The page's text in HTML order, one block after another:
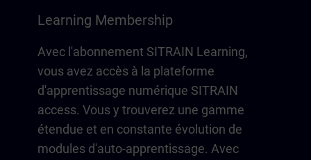
Learning Membership
Avec l'abonnement SITRAIN Learning,
vous avez accès à la plateforme
d'apprentissage numérique SITRAIN
access. Vous y trouverez une gamme
étendue et en constante évolution de
modules d'auto-apprentissage. Avec